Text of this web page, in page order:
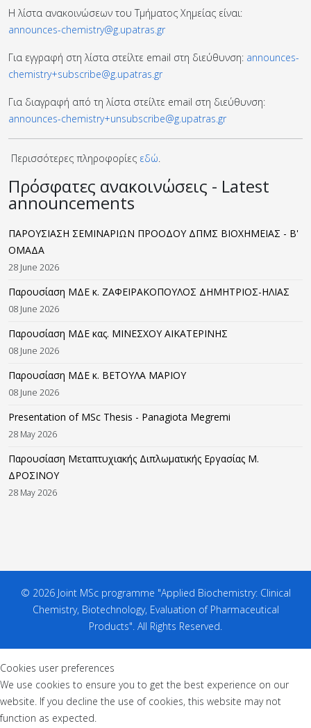
Η λίστα ανακοινώσεων του Τμήματος Χημείας είναι:
announces-chemistry@g.upatras.gr
Για εγγραφή στη λίστα στείλτε email στη διεύθυνση: announces-
chemistry+subscribe@g.upatras.gr
Για διαγραφή από τη λίστα στείλτε email στη διεύθυνση:
announces-chemistry+unsubscribe@g.upatras.gr
Περισσότερες πληροφορίες εδώ
Πρόσφατες ανακοινώσεις - Latest
announcements
ΠΑΡΟΥΣΙΑΣΗ ΣΕΜΙΝΑΡΙΩΝ ΠΡΟΟΔΟΥ ΔΠΜΣ ΒΙΟΧΗΜΕΙΑΣ - B'
ΟΜΑΔΑ
28 June 2026
Παρουσίαση ΜΔΕ κ. ΖΑΦΕΙΡΑΚΟΠΟΥΛΟΣ ΔΗΜΗΤΡΙΟΣ-ΗΛΙΑΣ
08 June 2026
Παρουσίαση ΜΔΕ κας. ΜΙΝΕΣΧΟΥ ΑΙΚΑΤΕΡΙΝΗΣ
08 June 2026
Παρουσίαση ΜΔΕ κ. ΒΕΤΟΥΛΑ ΜΑΡΙΟΥ
08 June 2026
Presentation of MSc Thesis - Panagiota Megremi
28 May 2026
Παρουσίαση Μεταπτυχιακής Διπλωματικής Εργασίας M.
ΔΡΟΣΙΝΟΥ
28 May 2026
© 2026 Joint MSc programme "Applied Biochemistry: Clinical
Chemistry, Biotechnology, Evaluation of Pharmaceutical
Products". All Rights Reserved.
Cookies user preferences
We use cookies to ensure you to get the best experience on our
website. If you decline the use of cookies, this website may not
function as expected.